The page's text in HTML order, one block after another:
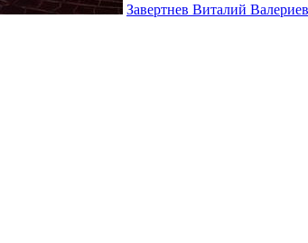
Завертнев Виталий